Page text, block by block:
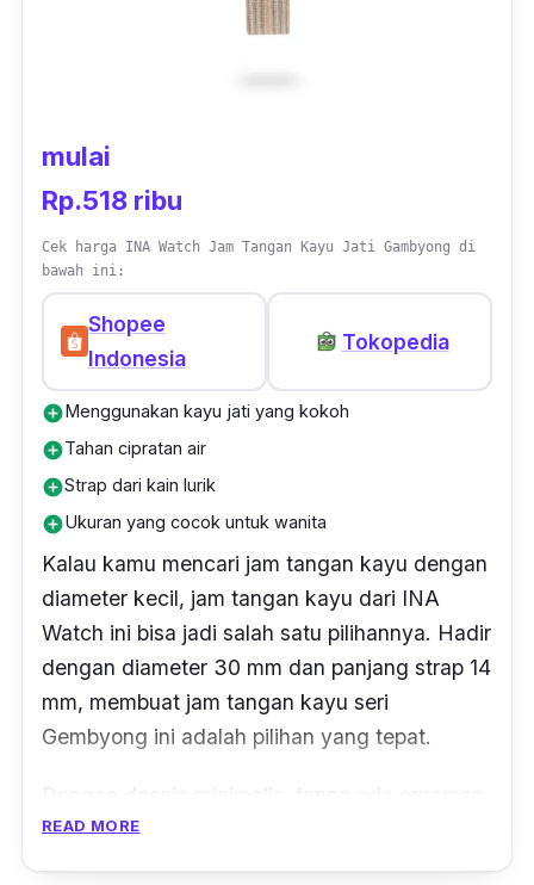
mulai
Rp.518 ribu
Cek harga INA Watch Jam Tangan Kayu Jati Gambyong di
bawah ini:
Shopee
Indonesia
Tokopedia
add_circleMenggunakan kayu jati yang kokoh
add_circleTahan cipratan air
add_circleStrap dari kain lurik
add_circleUkuran yang cocok untuk wanita
Kalau kamu mencari jam tangan kayu dengan
diameter kecil, jam tangan kayu dari INA
Watch ini bisa jadi salah satu pilihannya. Hadir
dengan diameter 30 mm dan panjang strap 14
mm, membuat jam tangan kayu seri
Gembyong ini adalah pilihan yang tepat.
Dengan desain minimalis, tanpa ada ornamen
atau corak berlebih, memberikan kesan
READ MORE